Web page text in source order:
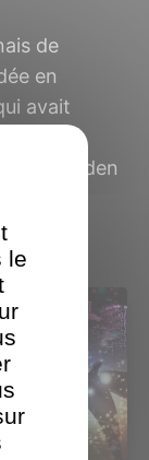
de
en
avait
of Eden
le